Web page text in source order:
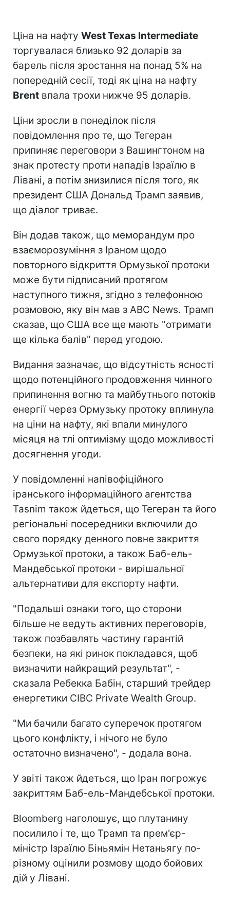
Ціна на нафту West Texas Intermediate
торгувалася близько 92 доларів за
барель після зростання на понад 5% на
попередній сесії, тоді як ціна на нафту
Brent впала трохи нижче 95 доларів.
Ціни зросли в понеділок після
повідомлення про те, що Тегеран
припиняє переговори з Вашингтоном на
знак протесту проти нападів Ізраїлю в
Лівані, а потім знизилися після того, як
президент США Дональд Трамп заявив,
що діалог триває.
Він додав також, що меморандум про
взаєморозуміння з Іраном щодо
повторного відкриття Ормузької протоки
може бути підписаний протягом
наступного тижня, згідно з телефонною
розмовою, яку він мав з ABC News. Трамп
сказав, що США все ще мають "отримати
ще кілька балів" перед угодою.
Видання зазначає, що відсутність ясності
щодо потенційного продовження чинного
припинення вогню та майбутнього потоків
енергії через Ормузьку протоку вплинула
на ціни на нафту, які впали минулого
місяця на тлі оптимізму щодо можливості
досягнення угоди.
У повідомленні напівофіційного
іранського інформаційного агентства
Tasnim також йдеться, що Тегеран та його
регіональні посередники включили до
свого порядку денного повне закриття
Ормузької протоки, а також Баб-ель-
Мандебської протоки - вирішальної
альтернативи для експорту нафти.
"Подальші ознаки того, що сторони
більше не ведуть активних переговорів,
також позбавлять частину гарантій
безпеки, на які ринок покладався, щоб
визначити найкращий результат", -
сказала Ребекка Бабін, старший трейдер
енергетики CIBC Private Wealth Group.
"Ми бачили багато суперечок протягом
цього конфлікту, і нічого не було
остаточно визначено", - додала вона.
У звіті також йдеться, що Іран погрожує
закриттям Баб-ель-Мандебської протоки.
Bloomberg наголошує, що плутанину
посилило і те, що Трамп та прем'єр-
міністр Ізраїлю Біньямін Нетаньягу по-
різному оцінили розмову щодо бойових
дій у Лівані.